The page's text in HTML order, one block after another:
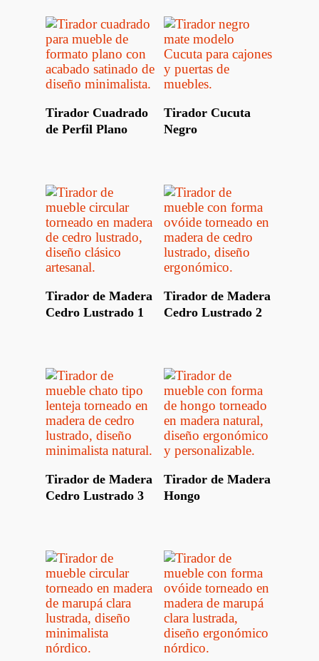
Leer Más
Tirador Cuadrado
de Perfil Plano
Leer Más
Tirador Cucuta
Negro
Leer Más
Tirador de Madera
Cedro Lustrado 1
Leer Más
Tirador de Madera
Cedro Lustrado 2
Leer Más
Tirador de Madera
Cedro Lustrado 3
Leer Más
Tirador de Madera
Hongo